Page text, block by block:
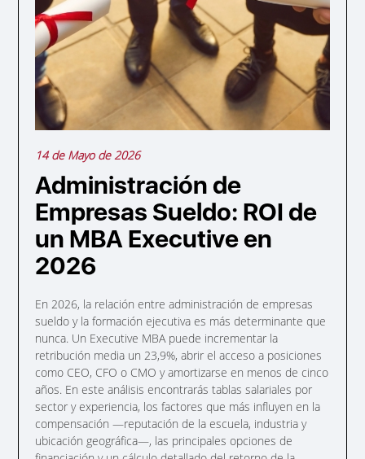
14 de Mayo de 2026
Administración de
Empresas Sueldo: ROI de
un MBA Executive en
2026
En 2026, la relación entre administración de empresas
sueldo y la formación ejecutiva es más determinante que
nunca. Un Executive MBA puede incrementar la
retribución media un 23,9%, abrir el acceso a posiciones
como CEO, CFO o CMO y amortizarse en menos de cinco
años. En este análisis encontrarás tablas salariales por
sector y experiencia, los factores que más influyen en la
compensación —reputación de la escuela, industria y
ubicación geográfica—, las principales opciones de